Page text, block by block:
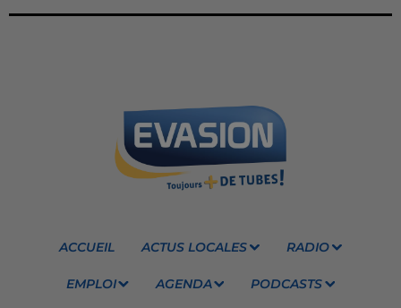
ACCUEIL ACTUS LOCALES RADIO
EMPLOI AGENDA PODCASTS